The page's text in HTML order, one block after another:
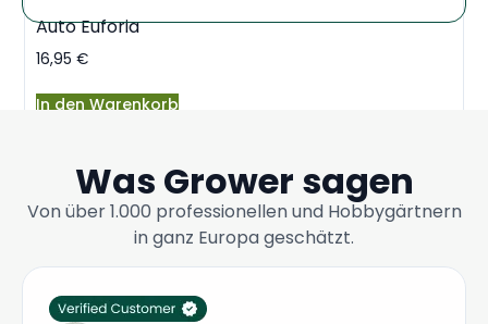
Auto Euforia
16,95€
In den Warenkorb
Was Grower sagen
Von über 1.000 professionellen und Hobbygärtnern
in ganz Europa geschätzt.